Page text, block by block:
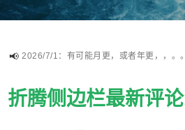
2026/7/1：有可能月更，或者年更，，。。
折腾侧边栏最新评论